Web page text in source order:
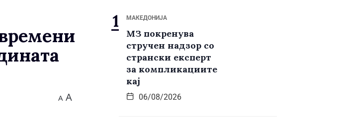
A A
МАКЕДОНИЈА
МЗ покренува
стручен надзор со
странски експерт
за компликациите
кај
06/08/2026